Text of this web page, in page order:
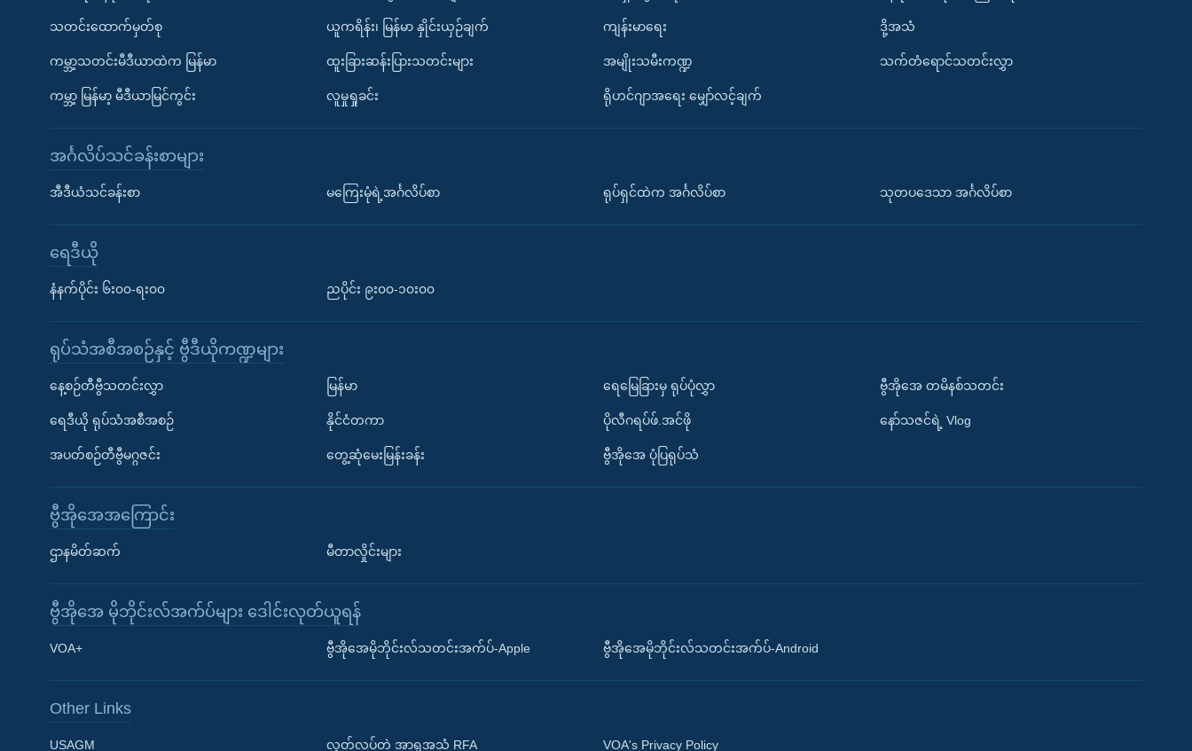
Learning English
သတင်းထောက်မှတ်စု
ကမ္ဘာ့သတင်းမီဒီယာထဲက မြန်မာ
ကမ္ဘာ့ မြန်မာ့ မီဒီယာမြင်ကွင်း
ယူကရိန်း၊ မြန်မာ နှိုင်းယှဉ်ချက်
ထူးခြားဆန်းပြားသတင်းများ
လူမှုရှုခင်း
ကျန်းမာရေး
အမျိုးသမီးကဏ္ဍ
ရိုဟင်ဂျာအရေး မျှော်လင့်ချက်
ဒို့အသံ
သက်တံရောင်သတင်းလွှာ
အင်္ဂလိပ်သင်ခန်းစာများ
အီဒီယံသင်ခန်းစာ မကြေးမုံရဲ့အင်္ဂလိပ်စာ ရုပ်ရှင်ထဲက အင်္ဂလိပ်စာ သုတပဒေသာ အင်္ဂလိပ်စာ
ရေဒီယို
နံနက်ပိုင်း ၆း၀၀-ရး၀၀ ညပိုင်း ၉း၀၀-၁၀း၀၀
ရုပ်သံအစီအစဉ်နှင့် ဗွီဒီယိုကဏ္ဍများ
နေ့စဉ်တီဗွီသတင်းလွှာ
ရေဒီယို ရုပ်သံအစီအစဉ်
အပတ်စဉ်တီဗွီမဂ္ဂဇင်း
မြန်မာ
နိုင်ငံတကာ
တွေ့ဆုံမေးမြန်းခန်း
ရေမြေခြားမှ ရုပ်ပုံလွှာ
ပိုလီဂရပ်ဖ်.အင်ဖို
ဗွီအိုအေ ပုံပြရုပ်သံ
ဗွီအိုအေ တမိနစ်သတင်း
နော်သဇင်ရဲ့ Vlog
ဗွီအိုအေအကြောင်း
ဌာနမိတ်ဆက် မီတာလှိုင်းများ
ဗွီအိုအေ မိုဘိုင်းလ်အက်ပ်များ ဒေါင်းလုတ်ယူရန်
VOA+ ဗွီအိုအေမိုဘိုင်းလ်သတင်းအက်ပ်-Apple ဗွီအိုအေမိုဘိုင်းလ်သတင်းအက်ပ်-Android
Other Links
USAGM လွတ်လပ်တဲ့ အာရှအသံ RFA VOA's Privacy Policy